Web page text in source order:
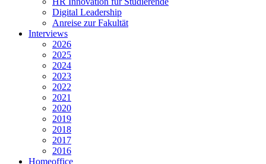
Digital Leadership
Anreise zur Fakultät
Interviews
2026
2025
2024
2023
2022
2021
2020
2019
2018
2017
2016
Homeoffice